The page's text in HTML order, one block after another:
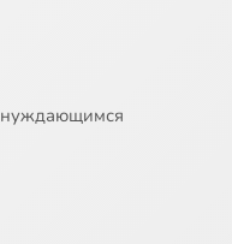
нуждающимся